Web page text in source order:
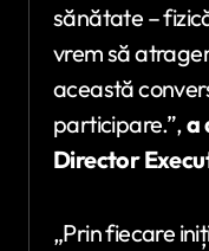
sănătate –
vrem să
această
participare.”,a
Director
„Prin fiecare